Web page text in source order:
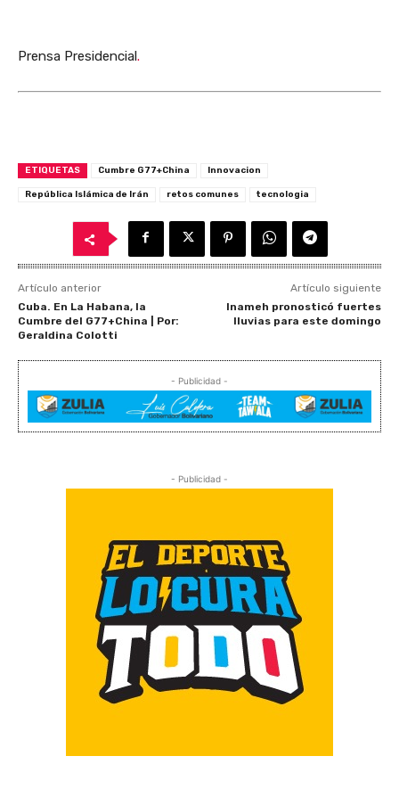
Prensa Presidencial.
ETIQUETAS Cumbre G77+China Innovacion
República Islámica de Irán retos comunes tecnologia
Artículo anterior
Cuba. En La Habana, la
Cumbre del G77+China | Por:
Geraldina Colotti
Artículo siguiente
Inameh pronosticó fuertes
lluvias para este domingo
- Publicidad -
- Publicidad -